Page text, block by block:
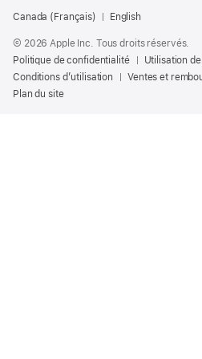
Canada (Français) English
© 2026 Apple Inc. Tous droits réservés.
Politique de confidentialité
Utilisation
Conditions d’utilisation
Ventes et
Plan du site